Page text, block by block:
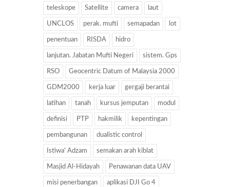
teleskope Satellite camera laut
UNCLOS perak. mufti semapadan lot
penentuan RISDA hidro
lanjutan. Jabatan Mufti Negeri sistem. Gps
RSO Geocentric Datum of Malaysia 2000
GDM2000 kerja luar gergaji berantai
latihan tanah kursus jemputan modul
definisi PTP hakmilik kepentingan
pembangunan dualistic control
Istiwa' Adzam semakan arah kiblat
Masjid Al-Hidayah Penawanan data UAV
misi penerbangan aplikasi DJI Go 4